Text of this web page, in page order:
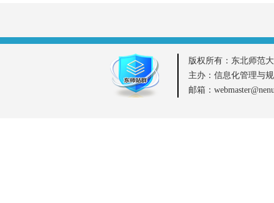
版权所有：东北师范
主办：信息化管理与
邮箱：